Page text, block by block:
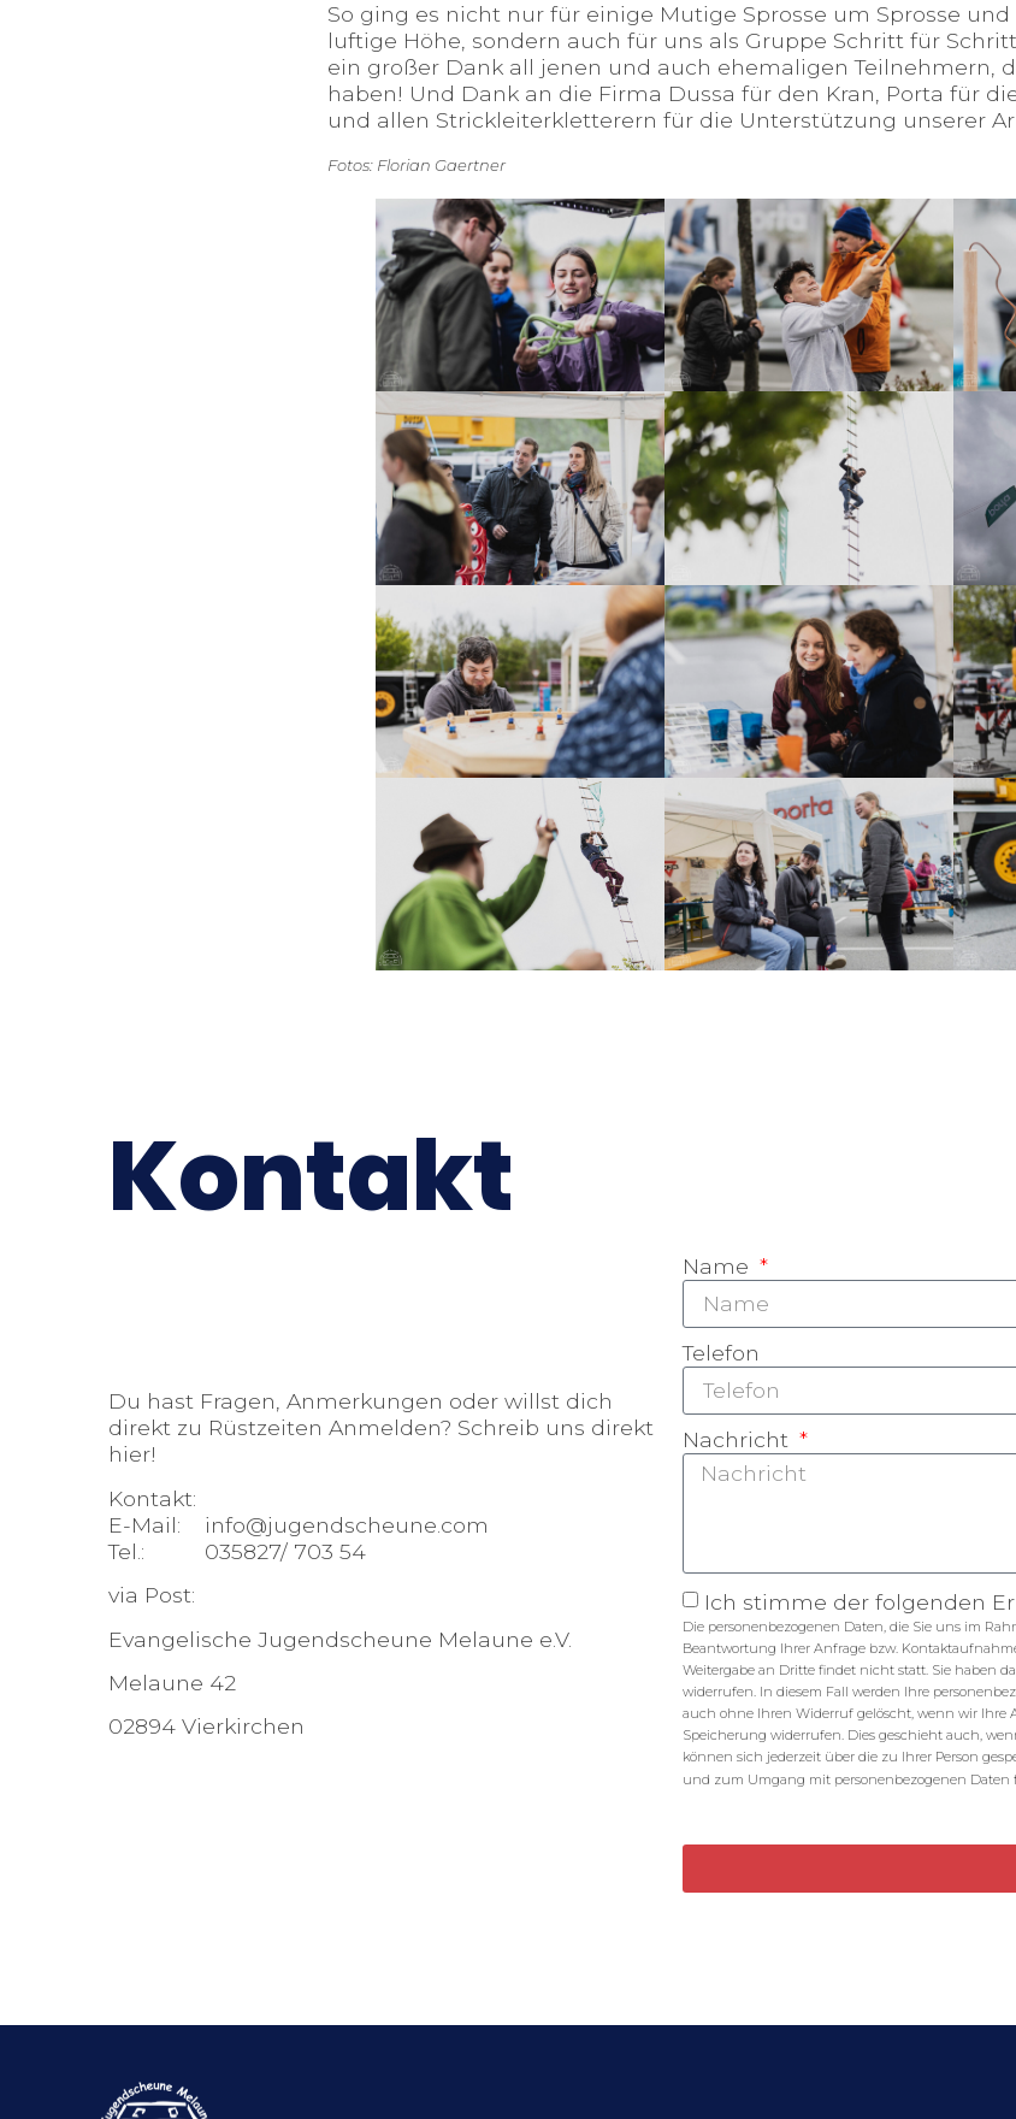
So ging es nicht nur für einige Mutige Sprosse um Sprosse
luftige Höhe, sondern auch für uns als Gruppe Schritt für
ein großer Dank all jenen und auch ehemaligen Teilnehmern,
haben! Und Dank an die Firma Dussa für den Kran, Porta für
und allen Strickleiterkletterern für die Unterstützung unserer
Fotos: Florian Gaertner
Kontakt
Du hast Fragen, Anmerkungen oder willst dich
direkt zu Rüstzeiten Anmelden? Schreib uns direkt
hier!
Kontakt:
E-Mail: info@jugendscheune.com
Tel.: 035827/ 703 54
via Post:
Evangelische Jugendscheune Melaune e.V.
Melaune 42
02894 Vierkirchen
Name
Telefon
Nachricht
Ich stimme der folgenden
Die personenbezogenen Daten, die Sie uns im
Beantwortung Ihrer Anfrage bzw.
Weitergabe an Dritte findet nicht statt. Sie haben
widerrufen. In diesem Fall werden Ihre
auch ohne Ihren Widerruf gelöscht, wenn wir Ihre
Speicherung widerrufen. Dies geschieht auch,
können sich jederzeit über die zu Ihrer Person
und zum Umgang mit personenbezogenen Daten